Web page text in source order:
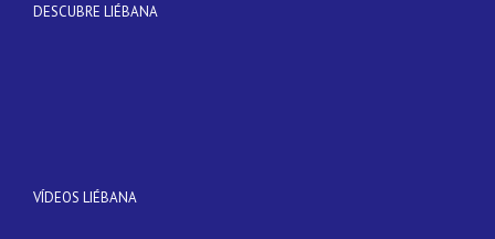
DESCUBRE LIÉBANA
VÍDEOS LIÉBANA